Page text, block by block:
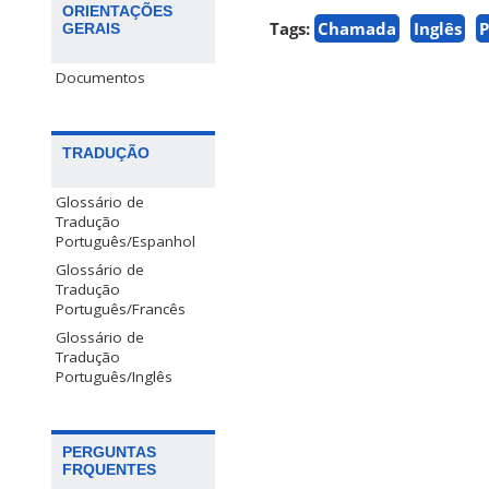
ORIENTAÇÕES
GERAIS
Documentos
TRADUÇÃO
Glossário de
Tradução
Português/Espanhol
Glossário de
Tradução
Português/Francês
Glossário de
Tradução
Português/Inglês
PERGUNTAS
FRQUENTES
Tags: Chamada Inglês